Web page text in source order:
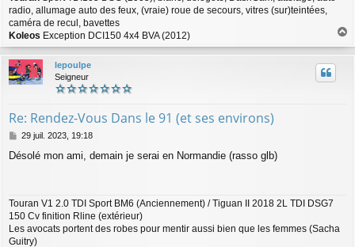
radio, allumage auto des feux, (vraie) roue de secours, vitres (sur)teintées,
caméra de recul, bavettes
Koleos Exception DCI150 4x4 BVA (2012)
a
u
lepoulpe
Seigneur
Re: Rendez-Vous Dans le 91 (et ses environs)
M
s
e
29 juil. 2023, 19:18
Désolé mon ami, demain je serai en Normandie (rasso glb)
Touran V1 2.0 TDI Sport BM6 (Anciennement) / Tiguan II 2018 2L TDI DSG7
150 Cv finition Rline (extérieur)
Les avocats portent des robes pour mentir aussi bien que les femmes (Sacha
Guitry)